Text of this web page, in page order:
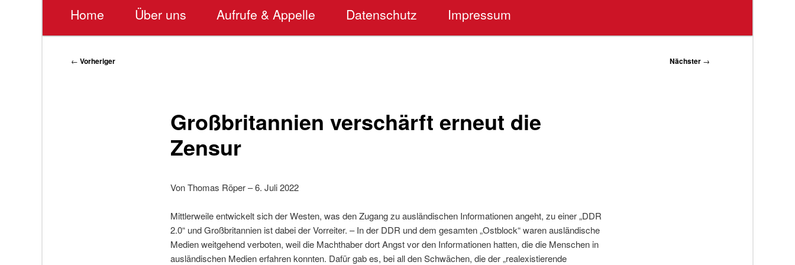
Home Über uns Aufrufe & Appelle Datenschutz Impressum
Beitragsnavigation
← Vorheriger Nächster →
Großbritannien verschärft erneut die
Zensur
Von Thomas Röper – 6. Juli 2022
Mittlerweile entwickelt sich der Westen, was den Zugang zu ausländischen Informationen angeht, zu einer „DDR
2.0“ und Großbritannien ist dabei der Vorreiter. – In der DDR und dem gesamten „Ostblock“ waren ausländische
Medien weitgehend verboten, weil die Machthaber dort Angst vor den Informationen hatten, die die Menschen in
ausländischen Medien erfahren konnten. Dafür gab es, bei all den Schwächen, die der „realexistierende